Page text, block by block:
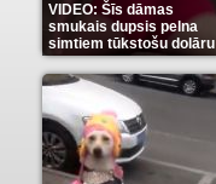
VIDEO: Šīs dāmas
smukais dupsis pelna
simtiem tūkstošu dolāru
(9)